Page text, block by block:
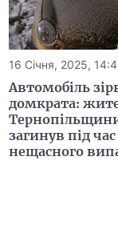
16 Січня, 2025,
Автомобіль
домкрата:
загинув під час
нещасного